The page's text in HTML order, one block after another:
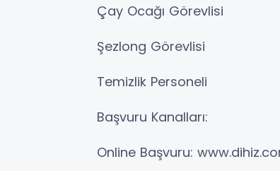
​Çay Ocağı Görevlisi
​Şezlong Görevlisi
​Temizlik Personeli
​Başvuru Kanalları:
​Online Başvuru: